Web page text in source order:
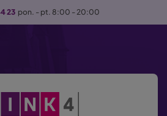
23 pon. - pt. 8:00 - 20:00